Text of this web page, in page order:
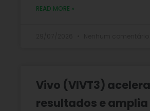
READ MORE »
Vivo (VIVT3) acelera
resultados e amplia